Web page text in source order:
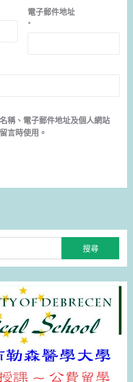
電子郵件地址
*
稱、電子郵件地址及個人網站
言時使用。